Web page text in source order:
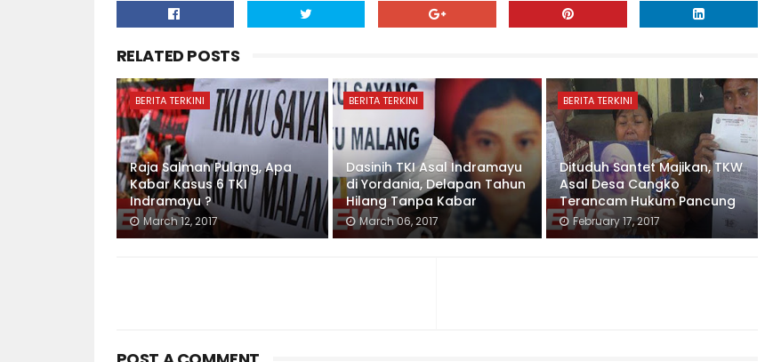
RELATED POSTS
BERITA TERKINI
Raja Salman Pulang, Apa
Kabar Kasus 6 TKI
Indramayu ?
March 12, 2017
BERITA TERKINI
Dasinih TKI Asal Indramayu
di Yordania, Delapan Tahun
Hilang Tanpa Kabar
March 06, 2017
BERITA TERKINI
Dituduh Santet Majikan, TKW
Asal Desa Cangko
Terancam Hukum Pancung
February 17, 2017